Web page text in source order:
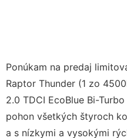
Ponúkam na predaj
Raptor Thunder (1 zo
2.0 TDCI EcoBlue Bi-
pohon všetkých štyroch
a s nízkymi a vysokými